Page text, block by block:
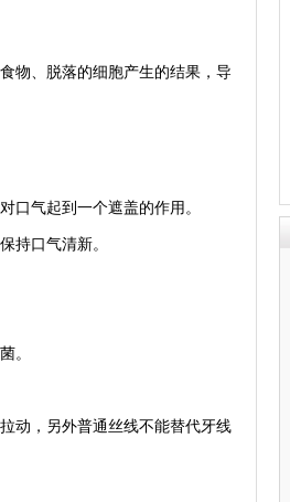
、脱落的细胞产生的结果，导
气起到一个遮盖的作用。
口气清新。
。
，另外普通丝线不能替代牙线